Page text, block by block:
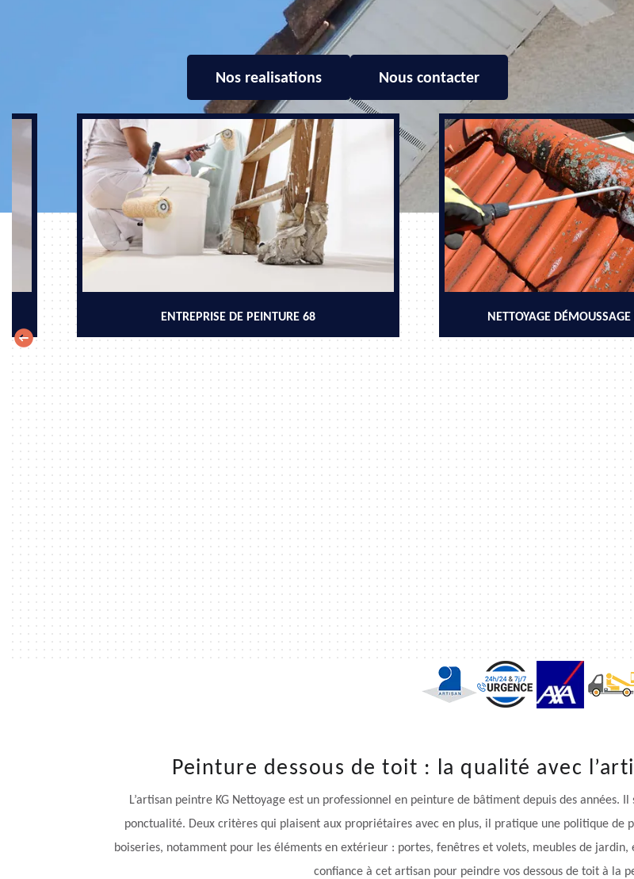
Nos realisations Nous contacter
ENTREPRISE DE PEINTURE 68 NETTOYAGE
Peinture dessous de toit : la qualité avec
L’artisan peintre KG Nettoyage est un professionnel en peinture de bâtiment depuis des années.
ponctualité. Deux critères qui plaisent aux propriétaires avec en plus, il pratique une politique
boiseries, notamment pour les éléments en extérieur : portes, fenêtres et volets, meubles de
confiance à cet artisan pour peindre vos dessous de toit à la